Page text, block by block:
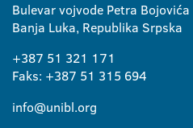
Bulevar vojvode Petra Bojovića
Banja Luka, Republika Srpska
+387 51 321 171
Faks: +387 51 315 694
info@unibl.org